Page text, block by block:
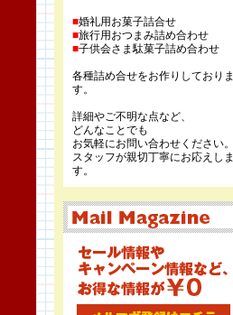
■婚礼用お菓子詰合せ
■旅行用おつまみ詰め合わせ
■子供会さま駄菓子詰め合わせ
各種詰め合せをお作りしておりま
す。
詳細やご不明な点など、
どんなことでも
お気軽にお問い合わせください。
スタッフが親切丁寧にお応えしま
す。